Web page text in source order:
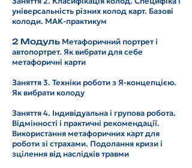
універсальність різних колод карт. Базові
колоди. МАК-практикум
2 Модуль Метафоричний портрет і
автопортрет. Як вибрати для себе
метафоричні карти
Заняття 3. Техніки роботи з Я-концепцією.
Як вибрати колоду
Заняття 4. Індивідуальна і групова робота.
Відмінності і практичні рекомендації.
Використання метафоричних карт для
роботи зі страхами. Подолання кризи і
зцілення від наслідків травми